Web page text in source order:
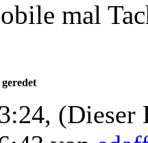
mal
(Dieser